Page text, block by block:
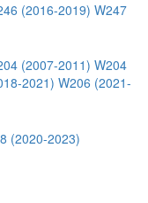
(2016-2019) W247
(2007-2011) W204
2021) W206 (2021-
(2020-2023)